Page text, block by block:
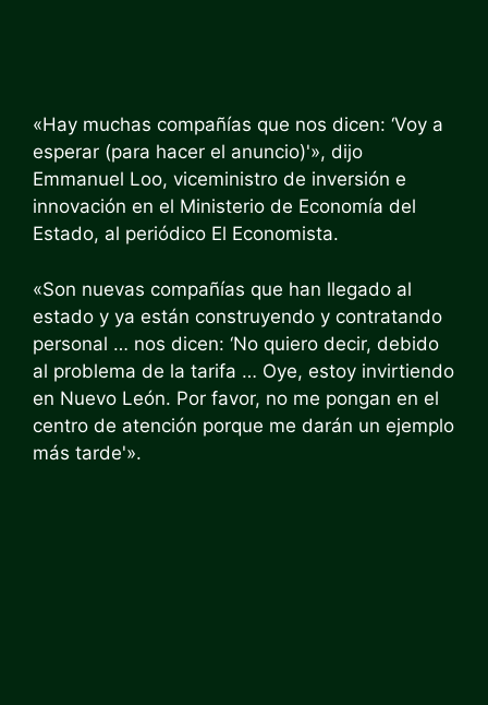
«Hay muchas compañías que nos dicen: ‘Voy a
esperar (para hacer el anuncio)'», dijo
Emmanuel Loo, viceministro de inversión e
innovación en el Ministerio de Economía del
Estado, al periódico El Economista.
«Son nuevas compañías que han llegado al
estado y ya están construyendo y contratando
personal … nos dicen: ‘No quiero decir, debido
al problema de la tarifa … Oye, estoy invirtiendo
en Nuevo León. Por favor, no me pongan en el
centro de atención porque me darán un ejemplo
más tarde'».